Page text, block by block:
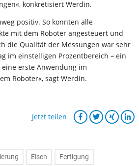
konkretisiert Werdin.
positiv. So konnten alle
mit dem Roboter angesteuert und
die Qualität der Messungen war sehr
im einstelligen Prozentbereich – ein
erste Anwendung im
Roboter«, sagt Werdin.
Jetzt teilen
Eisen Fertigung